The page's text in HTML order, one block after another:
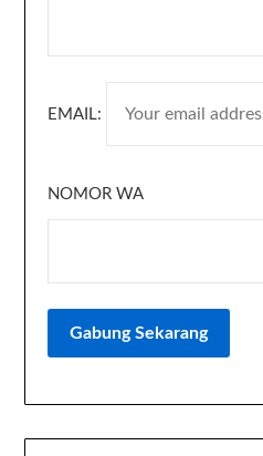
EMAIL:
NOMOR WA